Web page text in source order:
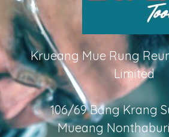
Krueang Mue Rung
Limited
106/69 Bang Krang
Mueang